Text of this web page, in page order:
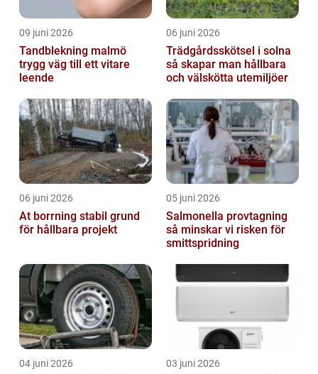
09 juni 2026
Tandblekning malmö
trygg väg till ett vitare
leende
06 juni 2026
Trädgårdsskötsel i solna
så skapar man hållbara
och välskötta utemiljöer
06 juni 2026
At borrning stabil grund
för hållbara projekt
05 juni 2026
Salmonella provtagning
så minskar vi risken för
smittspridning
04 juni 2026 03 juni 2026